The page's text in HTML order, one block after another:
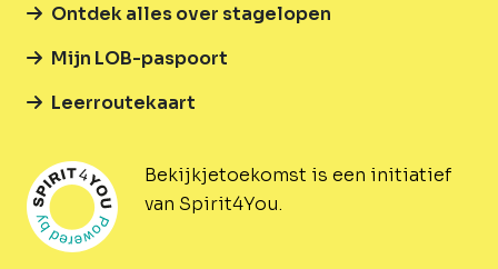
Bekijkjetoekomst is een initiatief
van Spirit4You.
Ontdek alles over stagelopen
Mijn LOB-paspoort
Leerroutekaart